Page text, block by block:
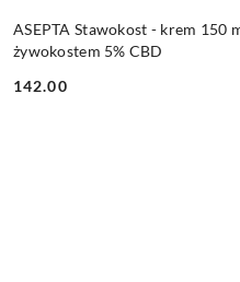
ASEPTA Stawokost - krem 150
żywokostem 5% CBD
Cena:
142.00